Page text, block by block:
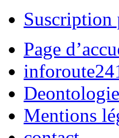
Suscription
Page
Deontologie
Mentions